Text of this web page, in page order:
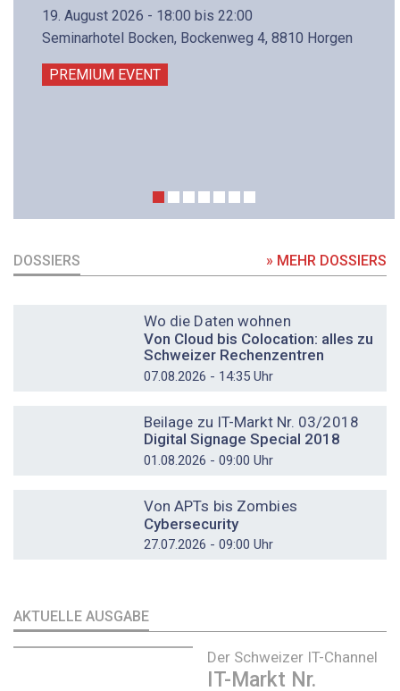
19. August 2026 - 18:00 bis 22:00
Seminarhotel Bocken, Bockenweg 4, 8810 Horgen
PREMIUM EVENT
DOSSIERS » MEHR DOSSIERS
Wo die Daten wohnen
Von Cloud bis Colocation: alles zu
Schweizer Rechenzentren
07.08.2026 - 14:35 Uhr
Beilage zu IT-Markt Nr. 03/2018
Digital Signage Special 2018
01.08.2026 - 09:00 Uhr
Von APTs bis Zombies
Cybersecurity
27.07.2026 - 09:00 Uhr
AKTUELLE AUSGABE
Der Schweizer IT-Channel
IT-Markt Nr.